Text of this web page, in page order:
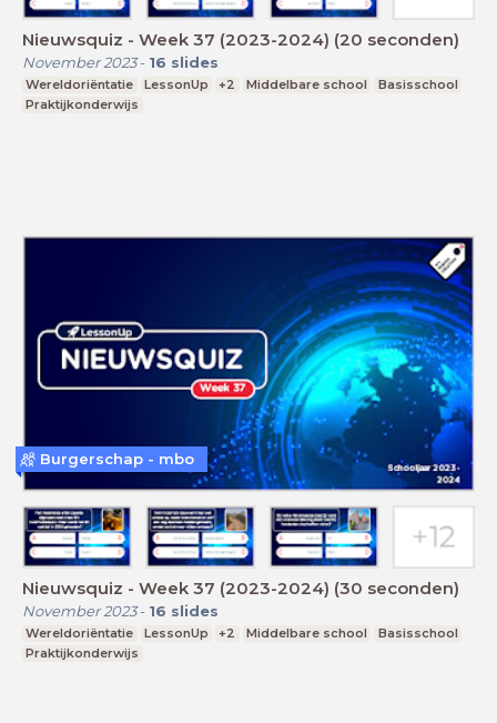
Nieuwsquiz - Week 37 (2023-2024) (20 seconden)
November 2023- 16 slides
Wereldoriëntatie LessonUp +2 Middelbare school
Basisschool
Praktijkonderwijs
Nieuwsquiz - Week 37 (2023-2024) (30 seconden)
November 2023- 16 slides
Wereldoriëntatie LessonUp +2 Middelbare school
Basisschool
Praktijkonderwijs
Burgerschap - mbo